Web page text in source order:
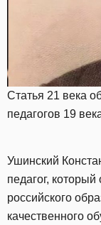
Статья 21 века
педагогов 19
Ушинский
педагог,
российского
качественного